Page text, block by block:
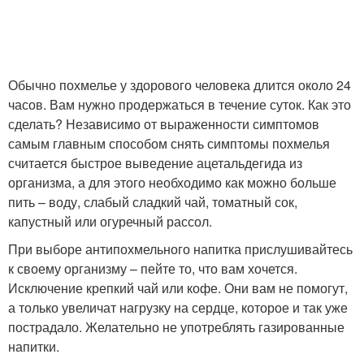
Обычно похмелье у здорового человека длится около 24
часов. Вам нужно продержаться в течение суток. Как это
сделать? Независимо от выраженности симптомов
самым главным способом снять симптомы похмелья
считается быстрое выведение ацетальдегида из
организма, а для этого необходимо как можно больше
пить – воду, слабый сладкий чай, томатный сок,
капустный или огуречный рассол.
При выборе антипохмельного напитка прислушивайтесь
к своему организму – пейте то, что вам хочется.
Исключение крепкий чай или кофе. Они вам не помогут,
а только увеличат нагрузку на сердце, которое и так уже
пострадало. Желательно не употреблять газированные
напитки.